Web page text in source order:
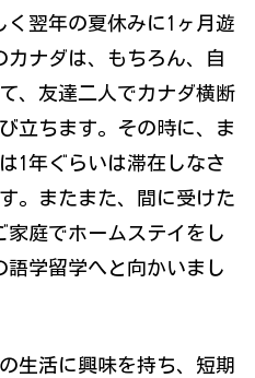
く翌年の夏休みに1ヶ月遊
カナダは、もちろん、自
、友達二人でカナダ横断
立ちます。その時に、ま
1年ぐらいは滞在しなさ
。またまた、間に受けた
家庭でホームステイをし
語学留学へと向かいまし
生活に興味を持ち、短期